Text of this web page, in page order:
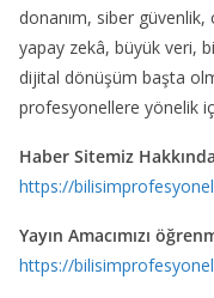
donanım, siber
yapay zekâ, büyük veri,
dijital dönüşüm başta
profesyonellere yönelik
Haber Sitemiz
https://
Yayın Amacımızı
https://